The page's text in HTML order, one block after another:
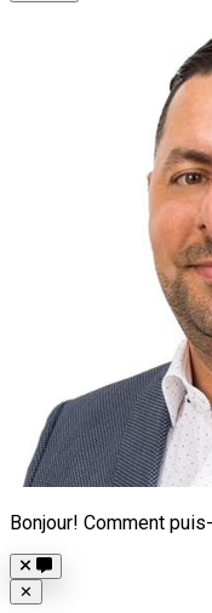
Bonjour! Comment
Close
✕